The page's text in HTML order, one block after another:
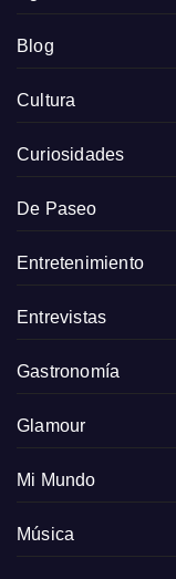
Blog
Cultura
Curiosidades
De Paseo
Entretenimiento
Entrevistas
Gastronomía
Glamour
Mi Mundo
Música